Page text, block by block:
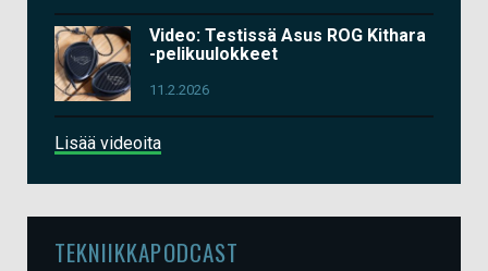
Video: Testissä Asus ROG Kithara
-pelikuulokkeet
11.2.2026
Lisää videoita
TEKNIIKKAPODCAST